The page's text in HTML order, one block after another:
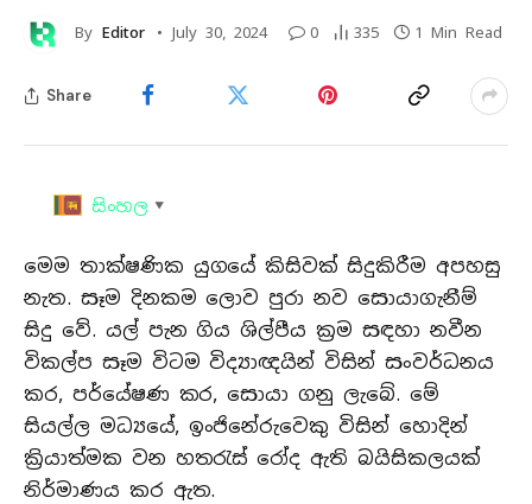
By Editor July 30, 2024 0 335 1 Min Read
Share
සිංහල ▼
මෙම තාක්ෂණික යුගයේ කිසිවක් සිදුකිරීම අපහසු
නැත. සෑම දිනකම ලොව පුරා නව සොයාගැනීම්
සිදු වේ. යල් පැන ගිය ශිල්පීය ක්‍රම සඳහා නවීන
විකල්ප සෑම විටම විද්‍යාඥයින් විසින් සංවර්ධනය
කර, පර්යේෂණ කර, සොයා ගනු ලැබේ. මේ
සියල්ල මධ්‍යයේ, ඉංජිනේරුවෙකු විසින් හොදින්
ක්‍රියාත්මක වන හතරැස් රෝද ඇති බයිසිකලයක්
නිර්මාණය කර ඇත.